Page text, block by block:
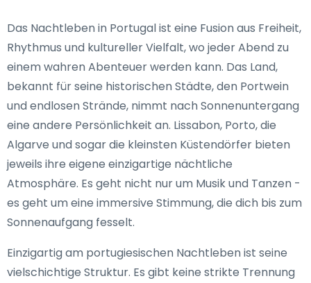
Das Nachtleben in Portugal ist eine Fusion aus Freiheit,
Rhythmus und kultureller Vielfalt, wo jeder Abend zu
einem wahren Abenteuer werden kann. Das Land,
bekannt für seine historischen Städte, den Portwein
und endlosen Strände, nimmt nach Sonnenuntergang
eine andere Persönlichkeit an. Lissabon, Porto, die
Algarve und sogar die kleinsten Küstendörfer bieten
jeweils ihre eigene einzigartige nächtliche
Atmosphäre. Es geht nicht nur um Musik und Tanzen -
es geht um eine immersive Stimmung, die dich bis zum
Sonnenaufgang fesselt.
Einzigartig am portugiesischen Nachtleben ist seine
vielschichtige Struktur. Es gibt keine strikte Trennung